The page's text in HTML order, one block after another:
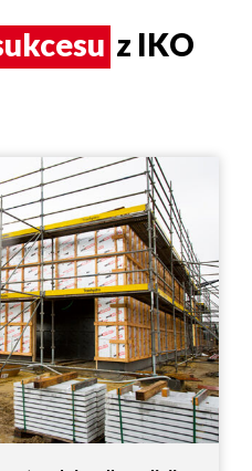
z IKO